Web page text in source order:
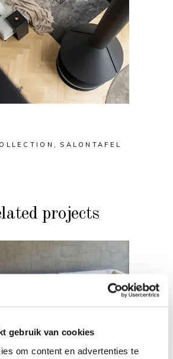
gebruik van cookies
om content en advertenties te
SALONTAFEL
projects
Cube